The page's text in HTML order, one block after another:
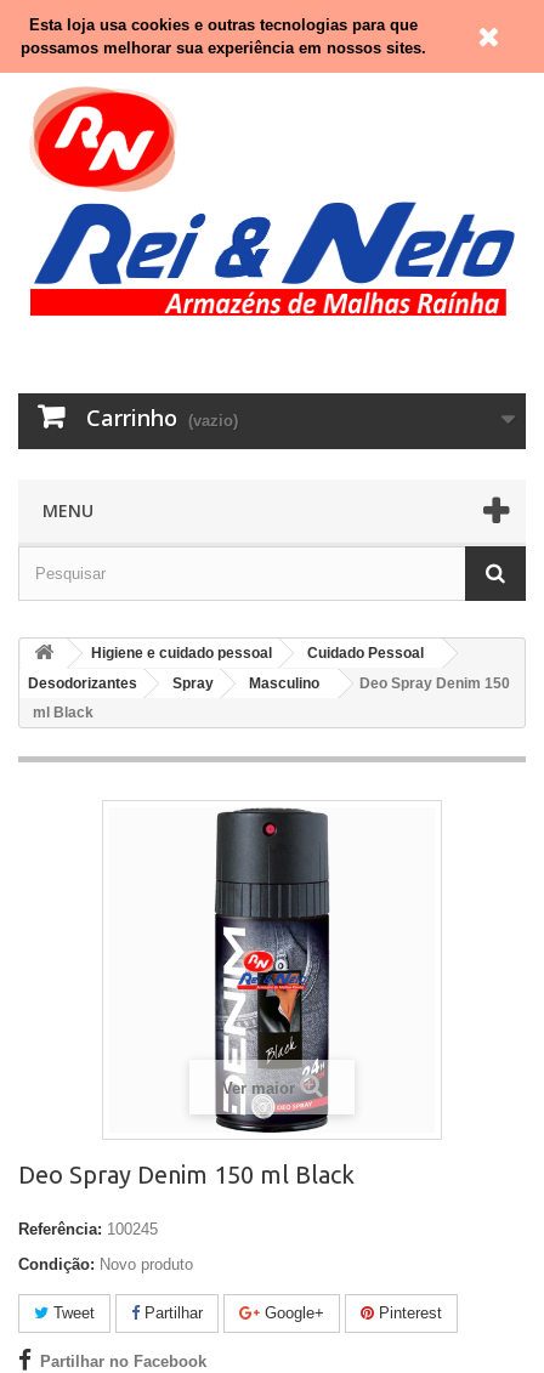
Contacte-nos
Carrinho (vazio)
MENU
Higiene e cuidado pessoal
Cuidado Pessoal
Desodorizantes
Spray Masculino
Deo Spray Denim 150
ml Black
Ver maior
Deo Spray Denim 150 ml Black
Referência: 100245
Condição: Novo produto
Tweet Partilhar Google+ Pinterest
Partilhar no Facebook
Esta loja usa cookies e outras tecnologias para que
possamos melhorar sua experiência em nossos sites.